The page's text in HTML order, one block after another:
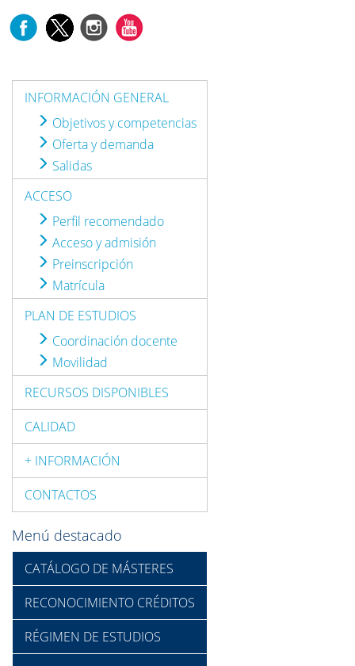
INFORMACIÓN GENERAL
Objetivos y competencias
Oferta y demanda
Salidas
ACCESO
Perfil recomendado
Acceso y admisión
Preinscripción
Matrícula
PLAN DE ESTUDIOS
Coordinación docente
Movilidad
RECURSOS DISPONIBLES
CALIDAD
+ INFORMACIÓN
CONTACTOS
Menú destacado
CATÁLOGO DE MÁSTERES
RECONOCIMIENTO CRÉDITOS
RÉGIMEN DE ESTUDIOS